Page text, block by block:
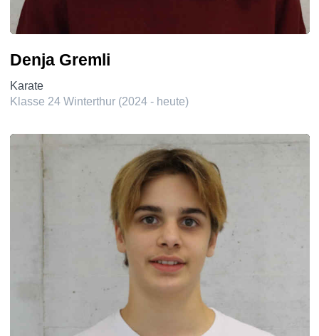
Denja Gremli
Karate
Klasse 24 Winterthur (2024 - heute)